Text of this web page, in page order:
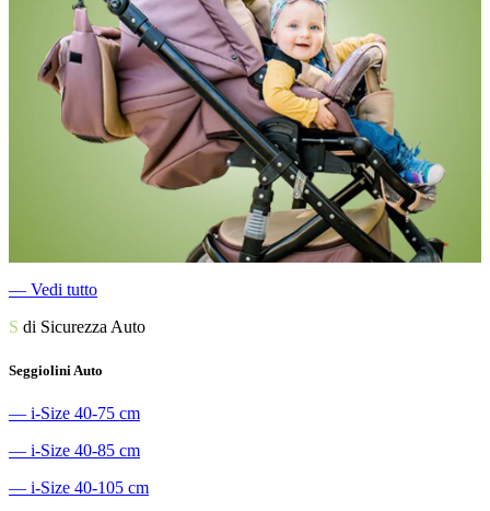
― Vedi tutto
S di Sicurezza Auto
Seggiolini Auto
― i-Size 40-75 cm
― i-Size 40-85 cm
― i-Size 40-105 cm